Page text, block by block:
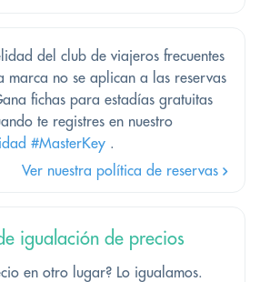
del club de viajeros frecuentes
marca no se aplican a las reservas
fichas para estadías gratuitas
te registres en nuestro
#MasterKey .
Ver nuestra política de reservas
igualación de precios
en otro lugar? Lo igualamos.